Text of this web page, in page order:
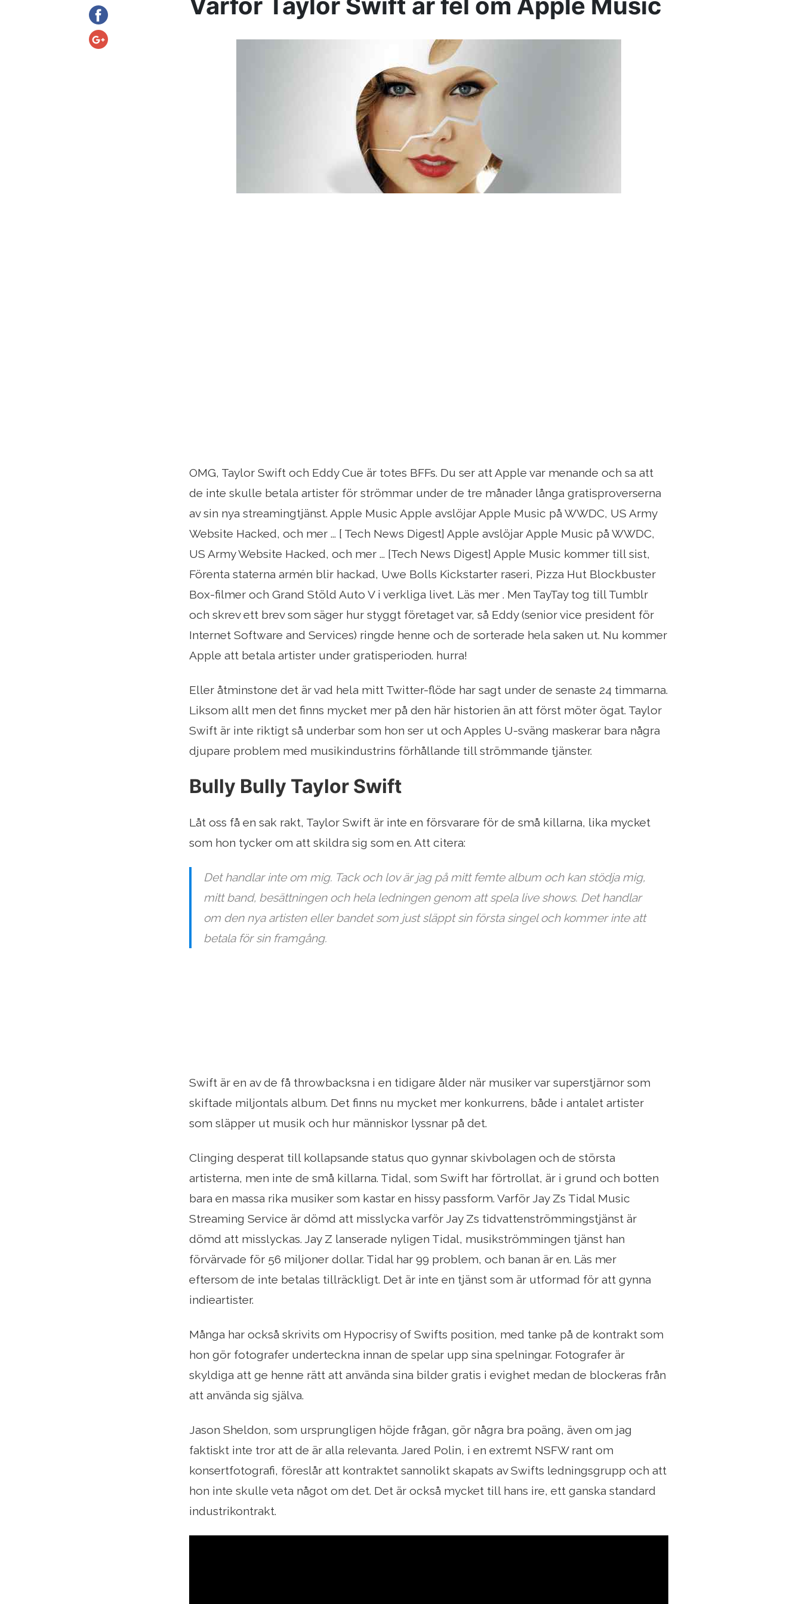
OMG, Taylor Swift och Eddy Cue är totes BFFs. Du ser att Apple var menande och sa att
de inte skulle betala artister för strömmar under de tre månader långa gratisproverserna
av sin nya streamingtjänst. Apple Music Apple avslöjar Apple Music på WWDC, US Army
Website Hacked, och mer ... [ Tech News Digest] Apple avslöjar Apple Music på WWDC,
US Army Website Hacked, och mer ... [Tech News Digest] Apple Music kommer till sist,
Förenta staterna armén blir hackad, Uwe Bolls Kickstarter raseri, Pizza Hut Blockbuster
Box-filmer och Grand Stöld Auto V i verkliga livet. Läs mer . Men TayTay tog till Tumblr
och skrev ett brev som säger hur styggt företaget var, så Eddy (senior vice president för
Internet Software and Services) ringde henne och de sorterade hela saken ut. Nu kommer
Apple att betala artister under gratisperioden. hurra!
Eller åtminstone det är vad hela mitt Twitter-flöde har sagt under de senaste 24 timmarna.
Liksom allt men det finns mycket mer på den här historien än att först möter ögat. Taylor
Swift är inte riktigt så underbar som hon ser ut och Apples U-sväng maskerar bara några
djupare problem med musikindustrins förhållande till strömmande tjänster.
Bully Bully Taylor Swift
Låt oss få en sak rakt, Taylor Swift är inte en försvarare för de små killarna, lika mycket
som hon tycker om att skildra sig som en. Att citera:
Det handlar inte om mig. Tack och lov är jag på mitt femte album och kan stödja mig,
mitt band, besättningen och hela ledningen genom att spela live shows. Det handlar
om den nya artisten eller bandet som just släppt sin första singel och kommer inte att
betala för sin framgång.
Swift är en av de få throwbacksna i en tidigare ålder när musiker var superstjärnor som
skiftade miljontals album. Det finns nu mycket mer konkurrens, både i antalet artister
som släpper ut musik och hur människor lyssnar på det.
Clinging desperat till kollapsande status quo gynnar skivbolagen och de största
artisterna, men inte de små killarna. Tidal, som Swift har förtrollat, är i grund och botten
bara en massa rika musiker som kastar en hissy passform. Varför Jay Zs Tidal Music
Streaming Service är dömd att misslycka varför Jay Zs tidvattenströmmingstjänst är
dömd att misslyckas. Jay Z lanserade nyligen Tidal, musikströmmingen tjänst han
förvärvade för 56 miljoner dollar. Tidal har 99 problem, och banan är en. Läs mer
eftersom de inte betalas tillräckligt. Det är inte en tjänst som är utformad för att gynna
indieartister.
Många har också skrivits om Hypocrisy of Swifts position, med tanke på de kontrakt som
hon gör fotografer underteckna innan de spelar upp sina spelningar. Fotografer är
skyldiga att ge henne rätt att använda sina bilder gratis i evighet medan de blockeras från
att använda sig själva.
Jason Sheldon, som ursprungligen höjde frågan, gör några bra poäng, även om jag
faktiskt inte tror att de är alla relevanta. Jared Polin, i en extremt NSFW rant om
konsertfotografi, föreslår att kontraktet sannolikt skapats av Swifts ledningsgrupp och att
hon inte skulle veta något om det. Det är också mycket till hans ire, ett ganska standard
industrikontrakt.